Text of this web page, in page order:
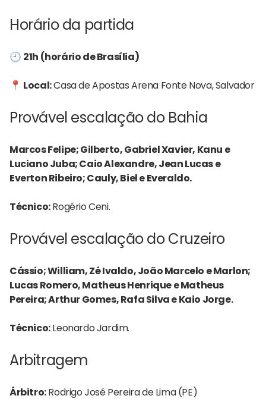
Horário da partida
🕘 21h (horário de Brasília)
📍 Local:Casa de Apostas Arena Fonte Nova, Salvador
Provável escalação do Bahia
Marcos Felipe; Gilberto, Gabriel Xavier, Kanu e
Luciano Juba; Caio Alexandre, Jean Lucas e
Everton Ribeiro; Cauly, Biel e Everaldo.
Técnico:Rogério Ceni.
Provável escalação do Cruzeiro
Cássio; William, Zé Ivaldo, João Marcelo e Marlon;
Lucas Romero, Matheus Henrique e Matheus
Pereira; Arthur Gomes, Rafa Silva e Kaio Jorge.
Técnico:Leonardo Jardim.
Arbitragem
Árbitro:Rodrigo José Pereira de Lima (PE)